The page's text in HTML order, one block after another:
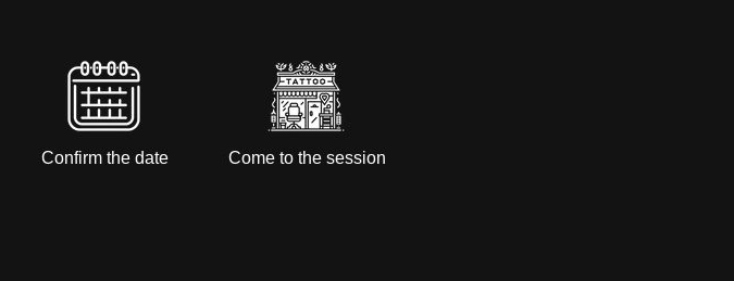
Confirm the date Come to the session